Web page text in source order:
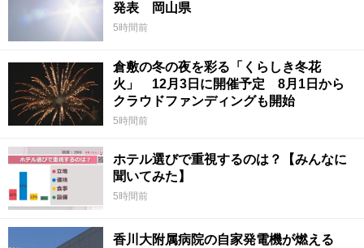
発表 岡山県
5時間前
倉敷の冬の夜を彩る「くらしき冬花
火」 12月3日に開催予定 8月1日から
クラウドファンディングも開始
5時間前
ホテル選びで重視するのは？【みんなに
聞いてみた】
5時間前
香川大附属病院の自家発電機が燃える